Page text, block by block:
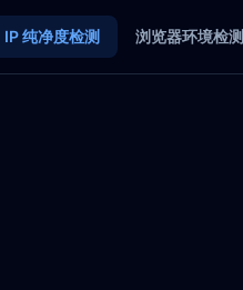
IP 纯净度检测 浏览器环境检测